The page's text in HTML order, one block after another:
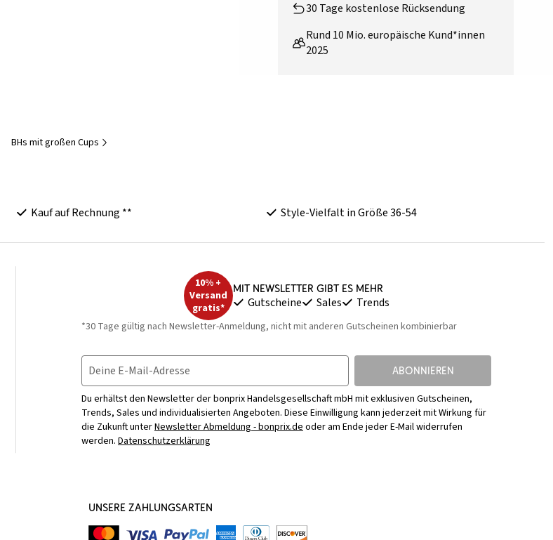
30 Tage kostenlose Rücksendung
Rund 10 Mio. europäische Kund*innen
2025
BHs mit großen Cups
Kauf auf Rechnung ** Style-Vielfalt in Größe 36-54
10% +
Versand
gratis*
Mit Newsletter gibt es mehr
Gutscheine Sales Trends
*30 Tage gültig nach Newsletter-Anmeldung, nicht mit anderen Gutscheinen kombinierbar
Deine E-Mail-Adresse ABONNIEREN
Du erhältst den Newsletter der bonprix Handelsgesellschaft mbH mit exklusiven Gutscheinen,
Trends, Sales und individualisierten Angeboten. Diese Einwilligung kann jederzeit mit Wirkung für
die Zukunft unterNewsletter Abmeldung - bonprix.deoder am Ende jeder E-Mail widerrufen
werden. Datenschutzerklärung
UNSERE ZAHLUNGSARTEN